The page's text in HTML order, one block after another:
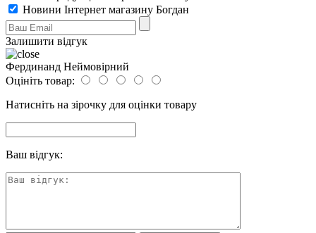
Новини Інтернет магазину Богдан
Залишити відгук
Фердинанд Неймовірний
Оцініть товар:
Натисніть на зірочку для оцінки товару
Ваш відгук: